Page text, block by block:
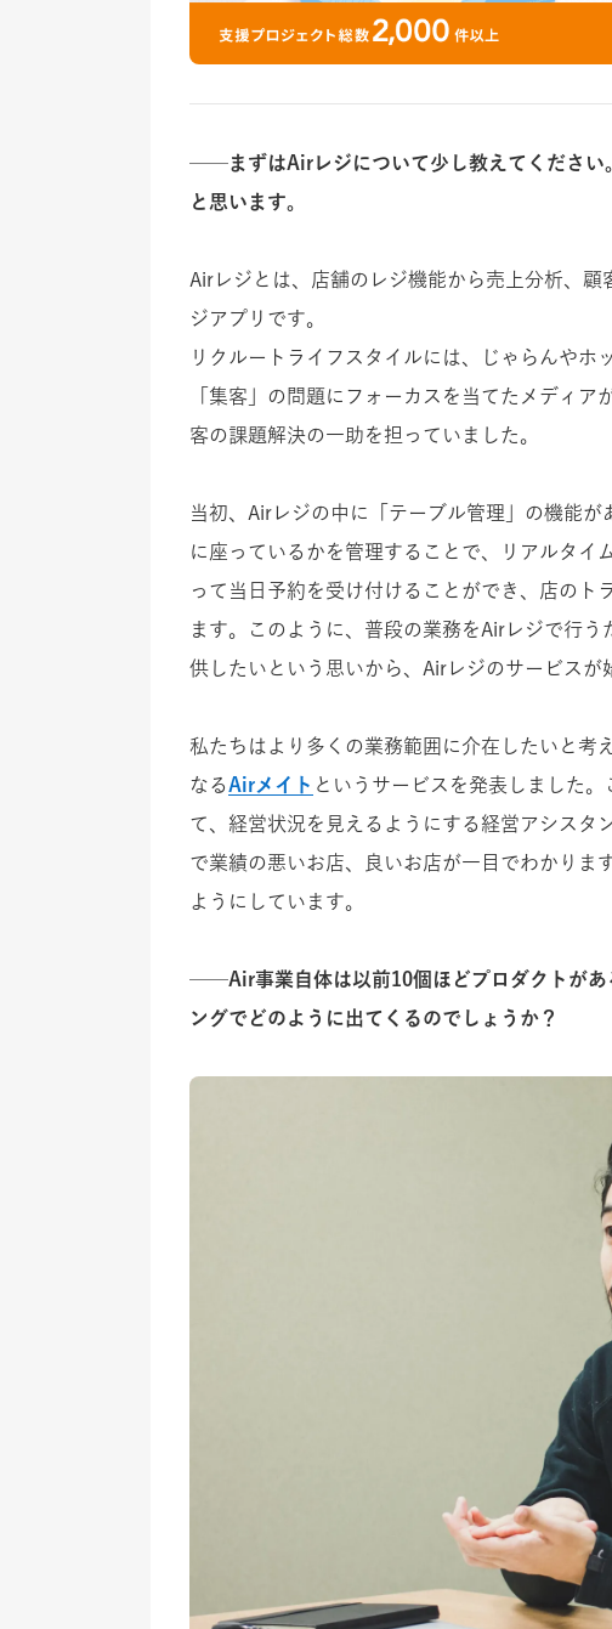
──まずはAirレジについて少し教えてください
と思います。
Airレジとは、店舗のレジ機能から売上分析、
ジアプリです。
リクルートライフスタイルには、じゃらんや
「集客」の問題にフォーカスを当てたメディ
客の課題解決の一助を担っていました。
当初、Airレジの中に「テーブル管理」の機能
に座っているかを管理することで、リアルタイ
って当日予約を受け付けることができ、店のト
ます。このように、普段の業務をAirレジで行
供したいという思いから、Airレジのサービスが
私たちはより多くの業務範囲に介在したいと考
なる Airメイト というサービスを発表しました
て、経営状況を見えるようにする経営アシスタ
で業績の悪いお店、良いお店が一目でわかりま
ようにしています。
──Air事業自体は以前10個ほどプロダクトがあ
ングでどのように出てくるのでしょうか？